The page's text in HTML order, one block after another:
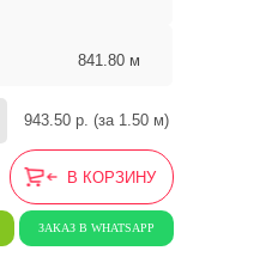
841.80 м
943.50 р. (за 1.50 м)
В КОРЗИНУ
ЗАКАЗ В WHATSAPP